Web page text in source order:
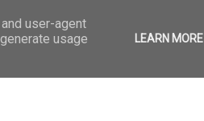
user-agent
usage
LEARN MORE